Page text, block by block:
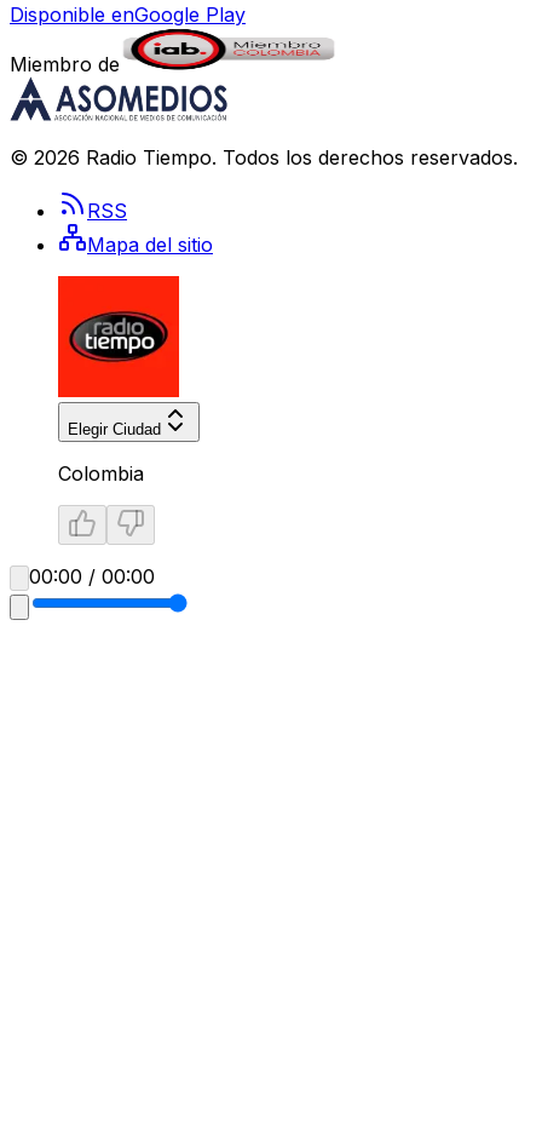
Disponible enGoogle Play
Miembro de
© 2026 Radio Tiempo. Todos los derechos reservados.
RSS
Mapa del sitio
Elegir Ciudad
Colombia
00:00 / 00:00